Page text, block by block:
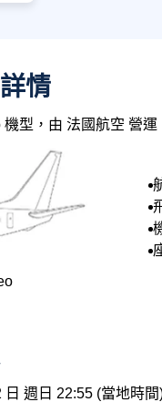
情
型，由 法國航空 營運
週日 22:55 (當地時